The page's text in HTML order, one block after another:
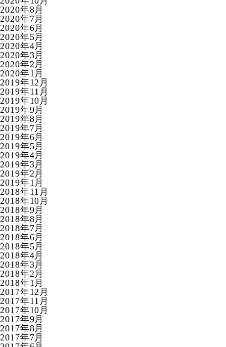
2020年8月
2020年7月
2020年6月
2020年5月
2020年4月
2020年3月
2020年2月
2020年1月
2019年12月
2019年11月
2019年10月
2019年9月
2019年8月
2019年7月
2019年6月
2019年5月
2019年4月
2019年3月
2019年2月
2019年1月
2018年11月
2018年10月
2018年9月
2018年8月
2018年7月
2018年6月
2018年5月
2018年4月
2018年3月
2018年2月
2018年1月
2017年12月
2017年11月
2017年10月
2017年9月
2017年8月
2017年7月